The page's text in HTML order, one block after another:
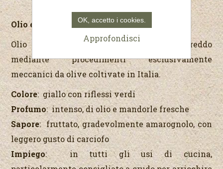
Olio extra vergine di oliva italiano
Olio di qualità superiore estratto a freddo
mediante procedimenti esclusivamente
meccanici da olive coltivate in Italia.
Colore: giallo con riflessi verdi
Profumo: intenso, di olio e mandorle fresche
Sapore: fruttato, gradevolmente amarognolo, con
leggero gusto di carciofo
Impiego: in tutti gli usi di cucina,
OK, accetto i cookies.
Approfondisci